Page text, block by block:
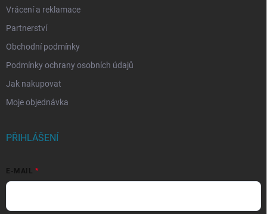
Vrácení a reklamace
Partnerství
Obchodní podmínky
Podmínky ochrany osobních údajů
Jak nakupovat
Moje objednávka
PŘIHLÁŠENÍ
E-MAIL